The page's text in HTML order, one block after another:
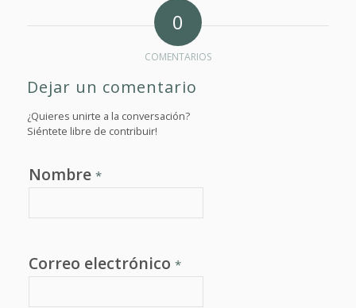
0
COMENTARIOS
Dejar un comentario
¿Quieres unirte a la conversación?
Siéntete libre de contribuir!
Nombre *
Correo electrónico *